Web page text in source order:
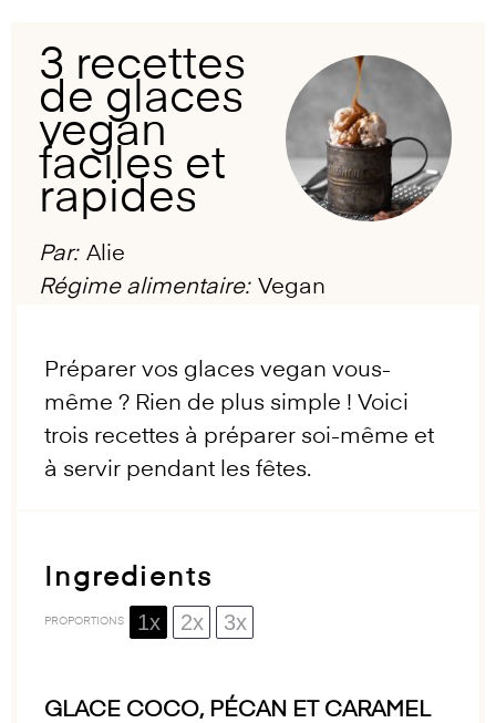
3 recettes
de glaces
vegan
faciles et
rapides
Par: Alie
Régime alimentaire: Vegan
Préparer vos glaces vegan vous-
même ? Rien de plus simple ! Voici
trois recettes à préparer soi-même et
à servir pendant les fêtes.
Ingredients
PROPORTIONS 1x 2x 3x
GLACE COCO, PÉCAN ET CARAMEL